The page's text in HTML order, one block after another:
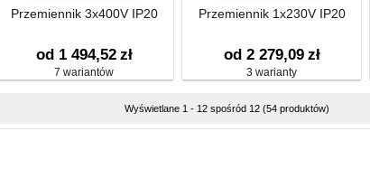
Przemiennik 3x400V IP20
od 1 494,52 zł
7 wariantów
Przemiennik 1x230V IP20
od 2 279,09 zł
3 warianty
Wyświetlane 1 - 12 spośród 12 (54 produktów)